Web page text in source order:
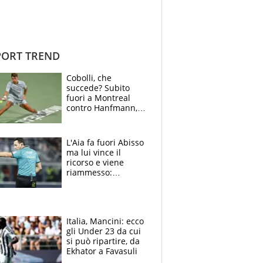
TREND
Cobolli, che
succede? Subito
fuori a Montreal
contro Hanfmann,
L'Aia fa fuori Abisso
ma lui vince il
ricorso e viene
riammesso:
Italia, Mancini: ecco
gli Under 23 da cui
si può ripartire, da
Ekhator a Favasuli